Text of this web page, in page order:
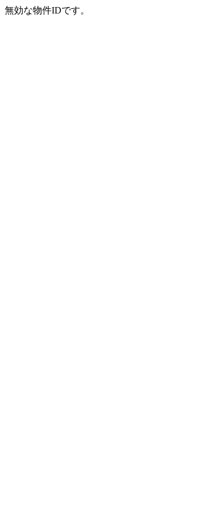
無効な物件IDです。